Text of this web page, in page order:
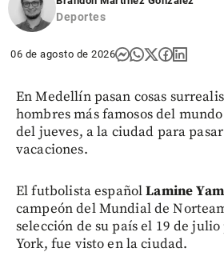
Deportes
06 de agosto de 2026
En Medellín pasan cosas
hombres más famosos del
del jueves, a la ciudad para
vacaciones.
El futbolista españolLamine
campeón del Mundial de
selección de su país el 19 de
York, fue visto en la ciudad.